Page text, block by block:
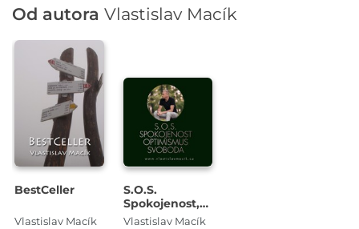
Od autora Vlastislav Macík
BestCeller
Vlastislav Macík
S.O.S.
Spokojenost,
Optimismus,
Vlastislav Macík